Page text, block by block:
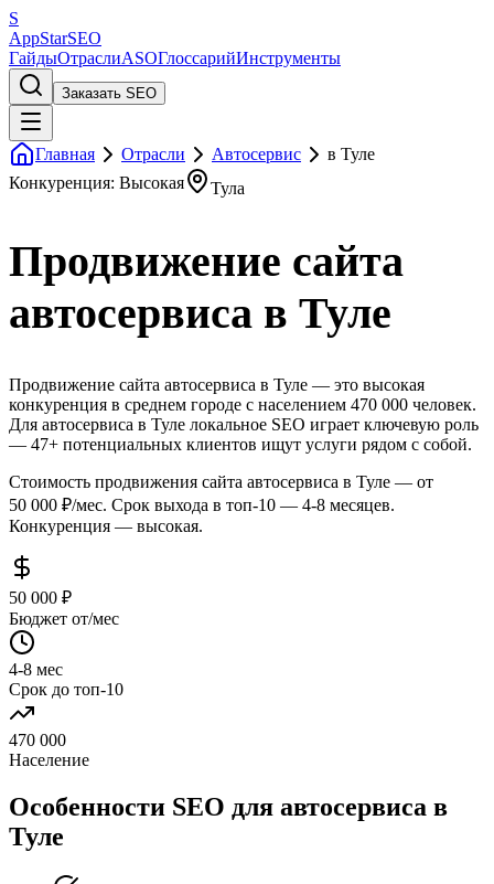
S
AppStarSEO
ГайдыОтраслиASOГлоссарийИнструменты
Заказать SEO
Главная Отрасли Автосервис
в Туле
Конкуренция: Высокая
Тула
Продвижение сайта
автосервиса в Туле
Продвижение сайта автосервиса в Туле — это высокая
конкуренция в среднем городе с населением 470 000 человек.
Для автосервиса в Туле локальное SEO играет ключевую роль
— 47+ потенциальных клиентов ищут услуги рядом с собой.
Стоимость продвижения сайта автосервиса в Туле — от
50 000 ₽/мес. Срок выхода в топ-10 — 4-8 месяцев.
Конкуренция — высокая.
50 000 ₽
Бюджет от/мес
4-8 мес
Срок до топ-10
470 000
Население
Особенности SEO для автосервиса в
Туле